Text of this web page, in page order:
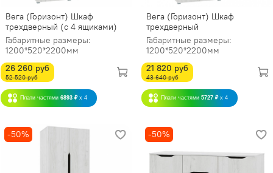
Вега (Горизонт) Шкаф
трехдверный (с 4 ящиками)
Габаритные размеры:
1200*520*2200мм
26 260 руб
52 520 руб
Плати частями 6893 ₽ x 4
Вега (Горизонт) Шкаф
трехдверный
Габаритные размеры:
1200*520*2200мм
21 820 руб
43 640 руб
Плати частями 5727 ₽ x 4
-50% -50%